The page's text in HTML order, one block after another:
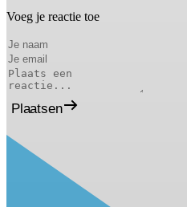
Voeg je reactie toe
Plaatsen